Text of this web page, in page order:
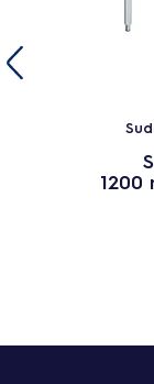
1200